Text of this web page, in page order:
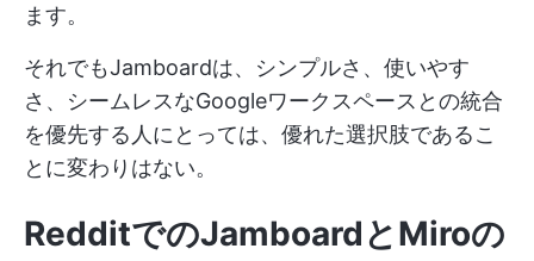
ます。
それでもJamboardは、シンプルさ、使いやす
さ、シームレスなGoogleワークスペースとの統合
を優先する人にとっては、優れた選択肢であるこ
とに変わりはない。
RedditでのJamboardとMiroの